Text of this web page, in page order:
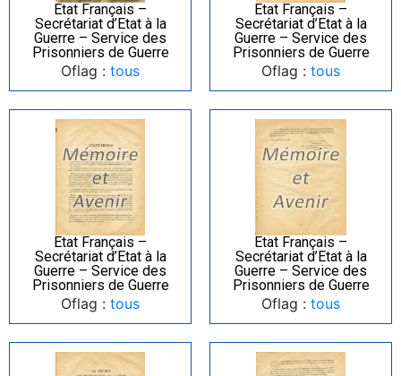
Etat Français –
Secrétariat d’Etat à la
Guerre – Service des
Prisonniers de Guerre
Oflag : tous
Etat Français –
Secrétariat d’Etat à la
Guerre – Service des
Prisonniers de Guerre
Oflag : tous
Etat Français –
Secrétariat d’Etat à la
Guerre – Service des
Prisonniers de Guerre
Oflag : tous
Etat Français –
Secrétariat d’Etat à la
Guerre – Service des
Prisonniers de Guerre
Oflag : tous